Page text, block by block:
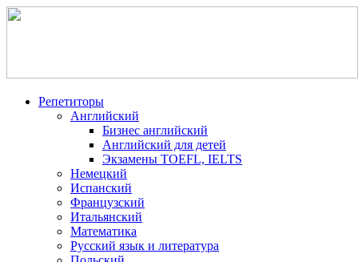
Репетиторы
Английский
Бизнес английский
Английский для детей
Экзамены TOEFL, IELTS
Немецкий
Испанский
Французский
Итальянский
Математика
Русский язык и литература